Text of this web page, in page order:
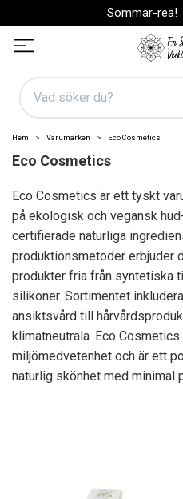
Sommar-rea!
Hem Varumärken Eco Cosmetics
Eco Cosmetics
Eco Cosmetics är ett tyskt
på ekologisk och vegansk
certifierade naturliga
produktionsmetoder erbjuder
produkter fria från syntetiska
silikoner. Sortimentet
ansiktsvård till
klimatneutrala. Eco
miljömedvetenhet och är ett
naturlig skönhet med minimal